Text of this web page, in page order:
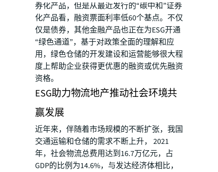
券化产品，但是从最近发行的“碳中和”证券
化产品看，融资票面利率低60个基点。不仅
仅是债券，其他金融产品也正在为ESG开通
“绿色通道”，基于对政策全面的理解和应
用，绿色仓储的开发建设和运营能够很大程
度上帮助企业获得更优惠的融资或优先融资
资格。
ESG助力物流地产推动社会环境共
赢发展
近年来，伴随着市场规模的不断扩张，我国
交通运输和仓储的需求不断上升， 2021
年，社会物流总费用达到16.7万亿元，占
GDP的比例为14.6%，与发达经济体相比，